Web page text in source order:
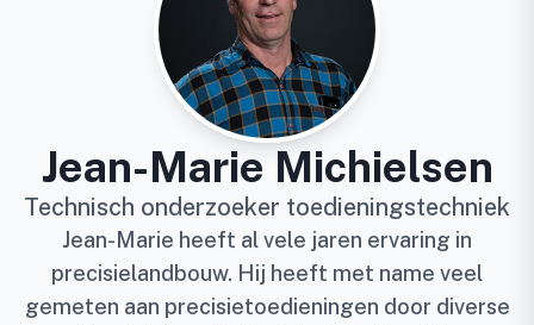
Jean-Marie Michielsen
Technisch onderzoeker toedieningstechniek
Jean-Marie heeft al vele jaren ervaring in
precisielandbouw. Hij heeft met name veel
gemeten aan precisietoedieningen door diverse